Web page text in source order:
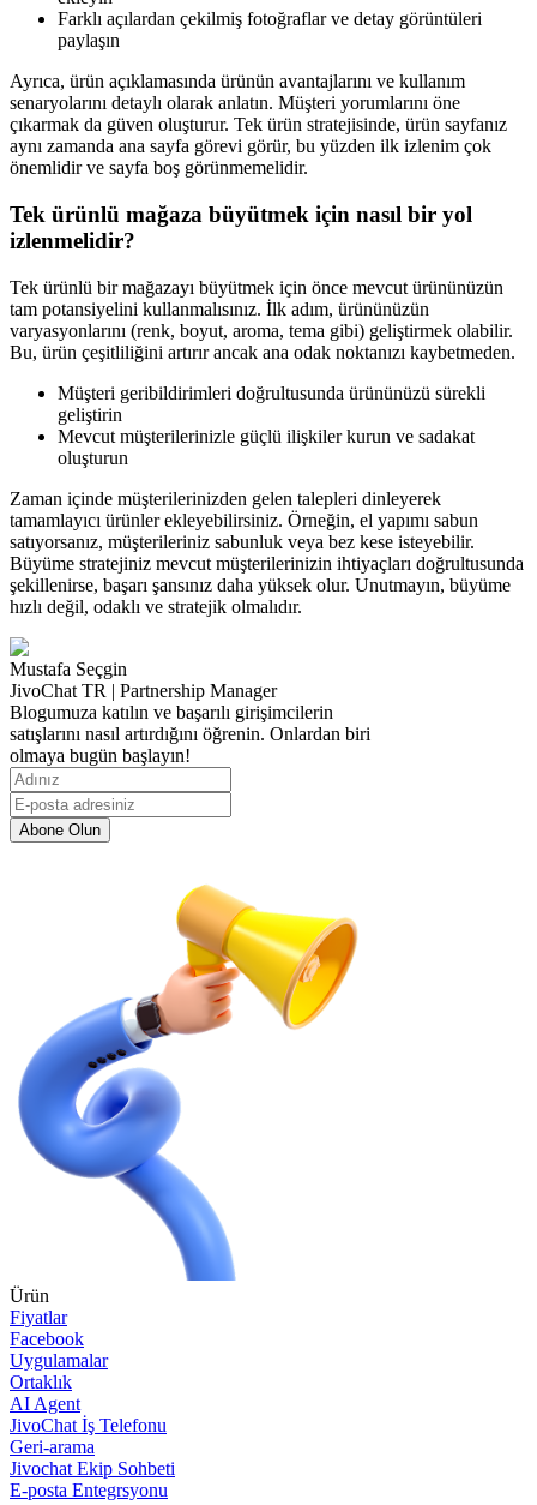
Farklı açılardan çekilmiş fotoğraflar ve detay görüntüleri
paylaşın
Ayrıca, ürün açıklamasında ürünün avantajlarını ve kullanım
senaryolarını detaylı olarak anlatın. Müşteri yorumlarını öne
çıkarmak da güven oluşturur. Tek ürün stratejisinde, ürün sayfanız
aynı zamanda ana sayfa görevi görür, bu yüzden ilk izlenim çok
önemlidir ve sayfa boş görünmemelidir.
Tek ürünlü mağaza büyütmek için nasıl bir yol
izlenmelidir?
Tek ürünlü bir mağazayı büyütmek için önce mevcut ürününüzün
tam potansiyelini kullanmalısınız. İlk adım, ürününüzün
varyasyonlarını (renk, boyut, aroma, tema gibi) geliştirmek olabilir.
Bu, ürün çeşitliliğini artırır ancak ana odak noktanızı kaybetmeden.
Müşteri geribildirimleri doğrultusunda ürününüzü sürekli
geliştirin
Mevcut müşterilerinizle güçlü ilişkiler kurun ve sadakat
oluşturun
Zaman içinde müşterilerinizden gelen talepleri dinleyerek
tamamlayıcı ürünler ekleyebilirsiniz. Örneğin, el yapımı sabun
satıyorsanız, müşterileriniz sabunluk veya bez kese isteyebilir.
Büyüme stratejiniz mevcut müşterilerinizin ihtiyaçları doğrultusunda
şekillenirse, başarı şansınız daha yüksek olur. Unutmayın, büyüme
hızlı değil, odaklı ve stratejik olmalıdır.
Mustafa Seçgin
JivoChat TR | Partnership Manager
Blogumuza katılın ve başarılı girişimcilerin
satışlarını nasıl artırdığını öğrenin. Onlardan biri
olmaya bugün başlayın!
Abone Olun
Ürün
Fiyatlar
Facebook
Uygulamalar
Ortaklık
AI Agent
JivoChat İş Telefonu
Geri-arama
Jivochat Ekip Sohbeti
E-posta Entegrsyonu